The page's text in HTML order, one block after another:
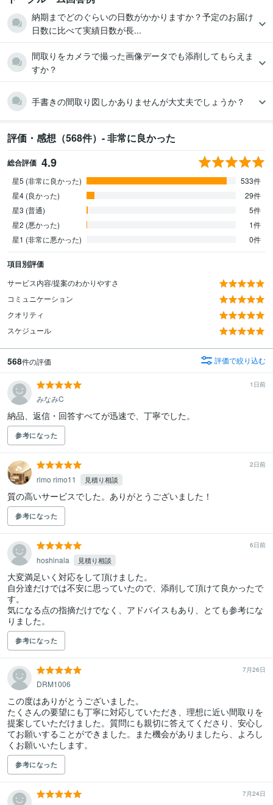
納期までどのぐらいの日数がかかりますか？予定のお届け
日数に比べて実績日数が長...
間取りをカメラで撮った画像データでも添削してもらえま
すか？
手書きの間取り図しかありませんが大丈夫でしょうか？
評価・感想（568件）- 非常に良かった
総合評価 4.9
星5 (非常に良かった)
533件
星4 (良かった)
29件
星3 (普通)
5件
星2 (悪かった)
1件
星1 (非常に悪かった)
0件
項目別評価
サービス内容/提案のわかりやすさ
コミュニケーション
クオリティ
スケジュール
568件の評価 評価で絞り込む
1日前
みなみC
納品、返信・回答すべてが迅速で、丁寧でした。
参考になった
2日前
rimo rimo11 見積り相談
質の高いサービスでした。ありがとうございました！
参考になった
6日前
hoshinala 見積り相談
大変満足いく対応をして頂けました。
自分達だけでは不安に思っていたので、添削して頂けて良かったで
す。
気になる点の指摘だけでなく、アドバイスもあり、とても参考にな
りました。
参考になった
7月26日
DRM1006
この度はありがとうございました。
たくさんの要望にも丁寧に対応していただき、理想に近い間取りを
提案していただけました。質問にも親切に答えてくださり、安心し
てお願いすることができました。また機会がありましたら、よろし
くお願いいたします。
参考になった
7月24日